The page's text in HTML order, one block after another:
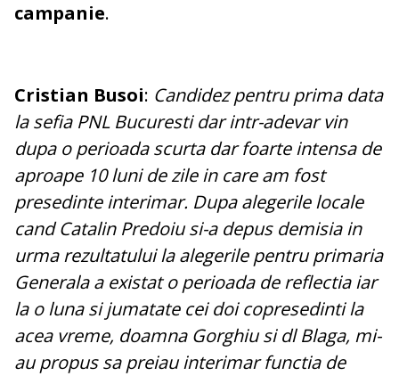
campanie.
Cristian Busoi: Candidez pentru prima data
la sefia PNL Bucuresti dar intr-adevar vin
dupa o perioada scurta dar foarte intensa de
aproape 10 luni de zile in care am fost
presedinte interimar. Dupa alegerile locale
cand Catalin Predoiu si-a depus demisia in
urma rezultatului la alegerile pentru primaria
Generala a existat o perioada de reflectia iar
la o luna si jumatate cei doi copresedinti la
acea vreme, doamna Gorghiu si dl Blaga, mi-
au propus sa preiau interimar functia de